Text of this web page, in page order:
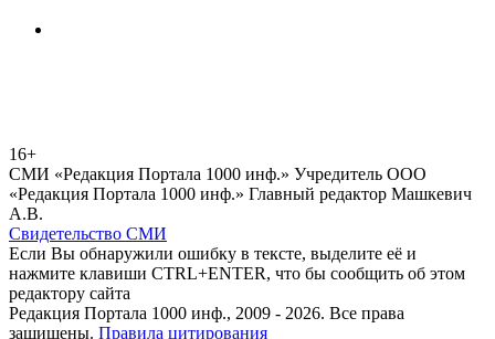
16+
СМИ «Редакция Портала 1000 инф.» Учредитель ООО
«Редакция Портала 1000 инф.» Главный редактор Машкевич
А.В.
Свидетельство СМИ
Если Вы обнаружили ошибку в тексте, выделите её и
нажмите клавиши CTRL+ENTER, что бы сообщить об этом
редактору сайта
Редакция Портала 1000 инф., 2009 - 2026. Все права
защищены. Правила цитирования